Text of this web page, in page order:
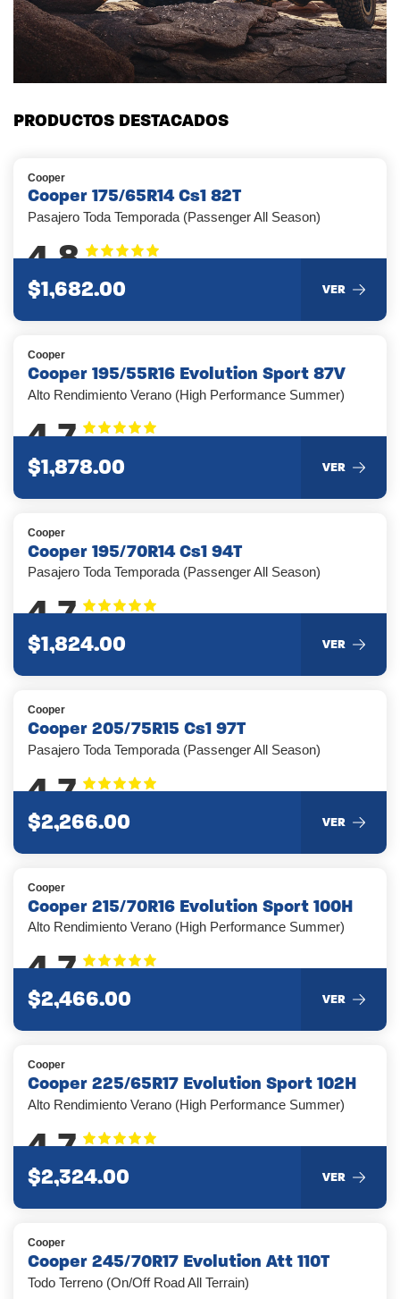
PRODUCTOS DESTACADOS
Cooper
Cooper 175/65R14 Cs1 82T
Pasajero Toda Temporada (Passenger All Season)
4.8
$1,682.00 VER
Cooper
Cooper 195/55R16 Evolution Sport 87V
Alto Rendimiento Verano (High Performance Summer)
4.7
$1,878.00 VER
Cooper
Cooper 195/70R14 Cs1 94T
Pasajero Toda Temporada (Passenger All Season)
4.7
$1,824.00 VER
Cooper
Cooper 205/75R15 Cs1 97T
Pasajero Toda Temporada (Passenger All Season)
4.7
$2,266.00 VER
Cooper
Cooper 215/70R16 Evolution Sport 100H
Alto Rendimiento Verano (High Performance Summer)
4.7
$2,466.00 VER
Cooper
Cooper 225/65R17 Evolution Sport 102H
Alto Rendimiento Verano (High Performance Summer)
4.7
$2,324.00 VER
Cooper
Cooper 245/70R17 Evolution Att 110T
Todo Terreno (On/Off Road All Terrain)